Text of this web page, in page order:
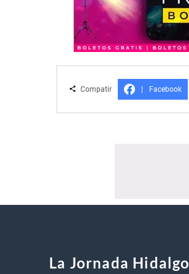
Compatir Facebook
La Jornada Hidalgo